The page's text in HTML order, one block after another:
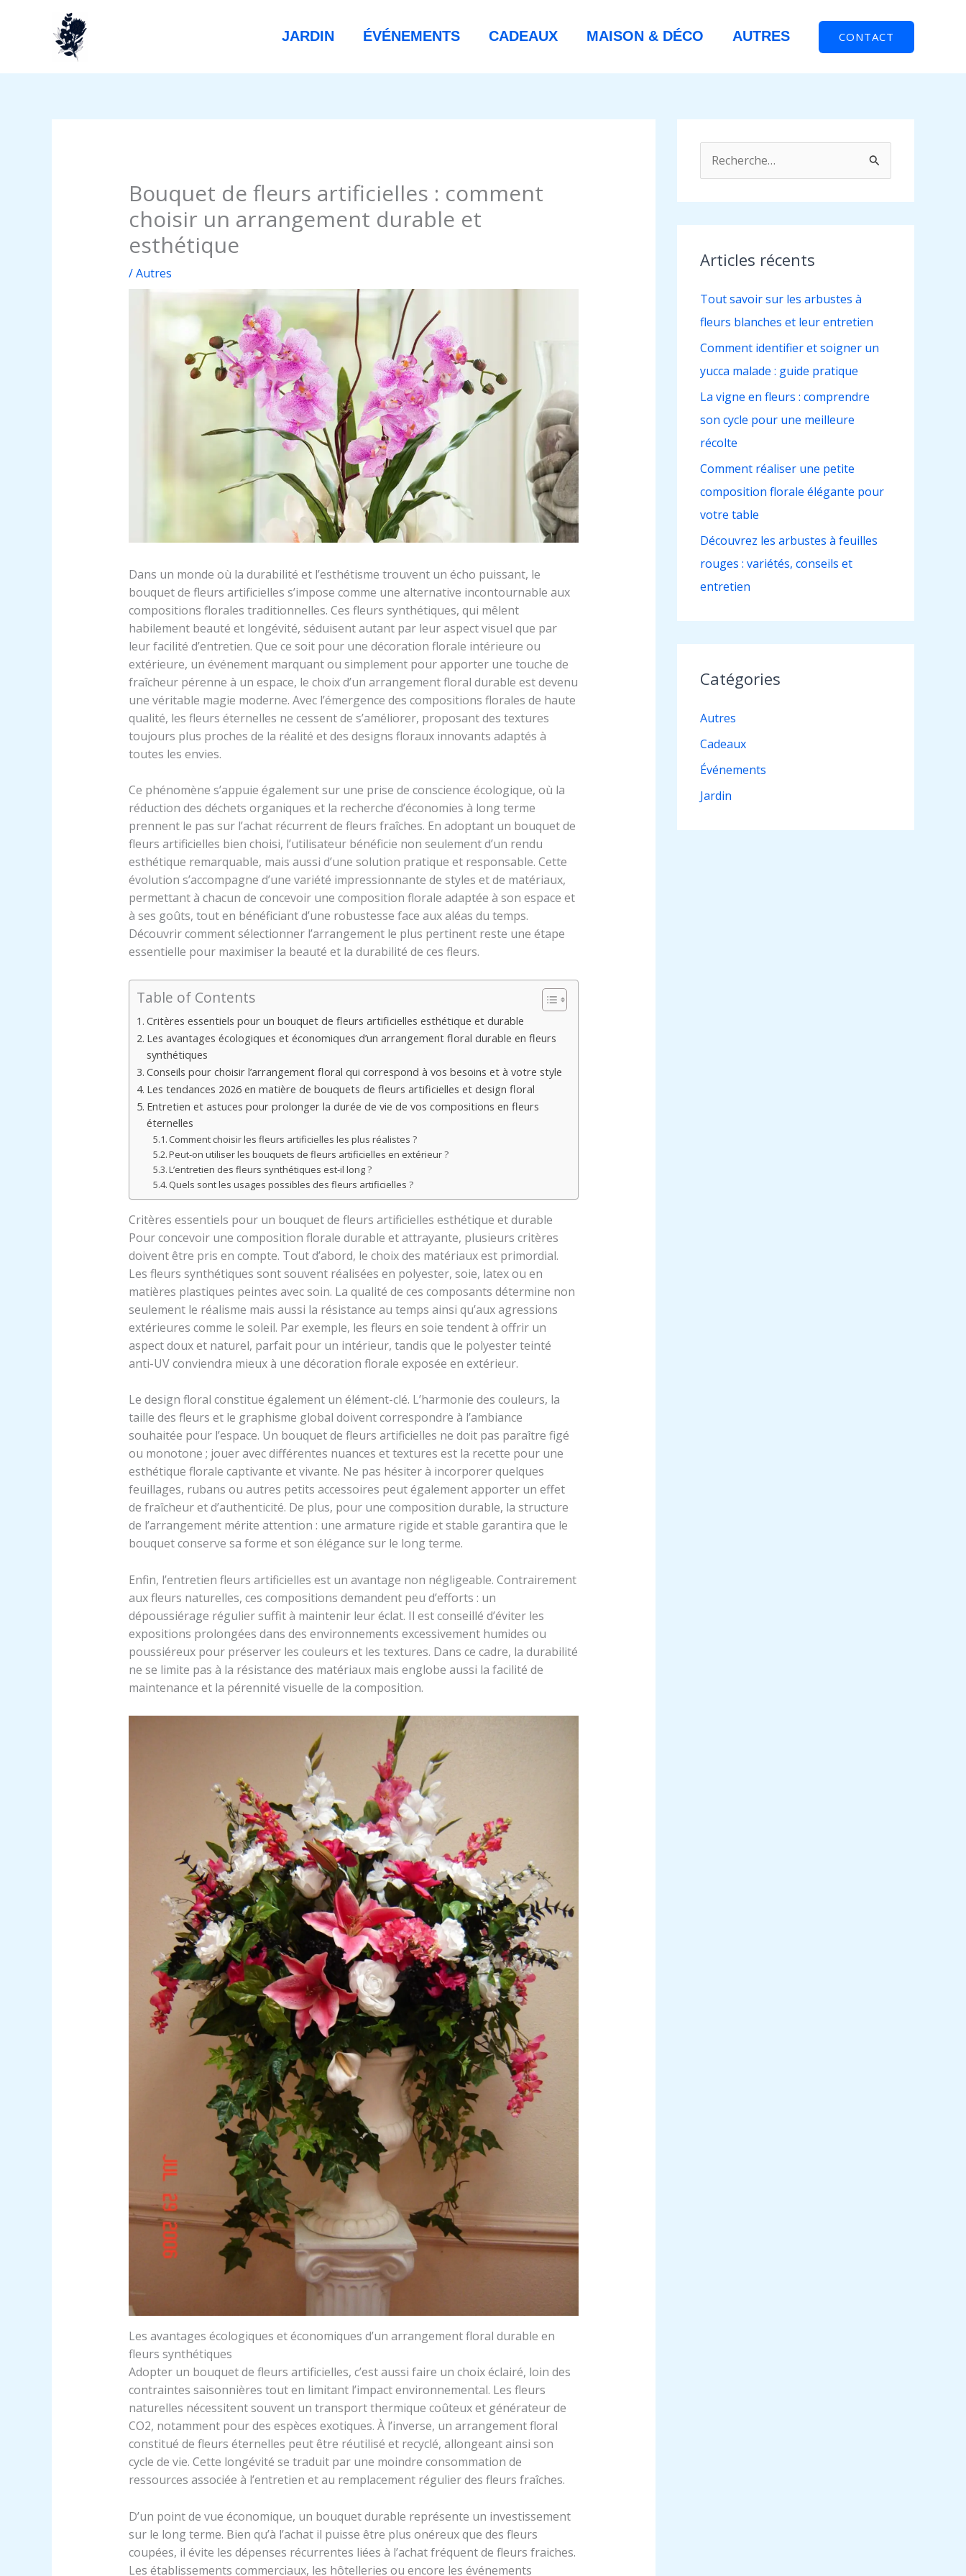
JARDIN ÉVÉNEMENTS CADEAUX MAISON & DÉCO AUTRES CONTACT
Bouquet de fleurs artificielles : comment
choisir un arrangement durable et
esthétique
/Autres
Dans un monde où la durabilité et l’esthétisme trouvent un écho puissant, le
bouquet de fleurs artificielles s’impose comme une alternative incontournable aux
compositions florales traditionnelles. Ces fleurs synthétiques, qui mêlent
habilement beauté et longévité, séduisent autant par leur aspect visuel que par
leur facilité d’entretien. Que ce soit pour une décoration florale intérieure ou
extérieure, un événement marquant ou simplement pour apporter une touche de
fraîcheur pérenne à un espace, le choix d’un arrangement floral durable est devenu
une véritable magie moderne. Avec l’émergence des compositions florales de haute
qualité, les fleurs éternelles ne cessent de s’améliorer, proposant des textures
toujours plus proches de la réalité et des designs floraux innovants adaptés à
toutes les envies.
Ce phénomène s’appuie également sur une prise de conscience écologique, où la
réduction des déchets organiques et la recherche d’économies à long terme
prennent le pas sur l’achat récurrent de fleurs fraîches. En adoptant un bouquet de
fleurs artificielles bien choisi, l’utilisateur bénéficie non seulement d’un rendu
esthétique remarquable, mais aussi d’une solution pratique et responsable. Cette
évolution s’accompagne d’une variété impressionnante de styles et de matériaux,
permettant à chacun de concevoir une composition florale adaptée à son espace et
à ses goûts, tout en bénéficiant d’une robustesse face aux aléas du temps.
Découvrir comment sélectionner l’arrangement le plus pertinent reste une étape
essentielle pour maximiser la beauté et la durabilité de ces fleurs.
Table of Contents
Critères essentiels pour un bouquet de fleurs artificielles esthétique et durable
Les avantages écologiques et économiques d’un arrangement floral durable en fleurs
synthétiques
Conseils pour choisir l’arrangement floral qui correspond à vos besoins et à votre style
Les tendances 2026 en matière de bouquets de fleurs artificielles et design floral
Entretien et astuces pour prolonger la durée de vie de vos compositions en fleurs
éternelles
Comment choisir les fleurs artificielles les plus réalistes ?
Peut-on utiliser les bouquets de fleurs artificielles en extérieur ?
L’entretien des fleurs synthétiques est-il long ?
Quels sont les usages possibles des fleurs artificielles ?
Critères essentiels pour un bouquet de fleurs artificielles esthétique et durable
Pour concevoir une composition florale durable et attrayante, plusieurs critères
doivent être pris en compte. Tout d’abord, le choix des matériaux est primordial.
Les fleurs synthétiques sont souvent réalisées en polyester, soie, latex ou en
matières plastiques peintes avec soin. La qualité de ces composants détermine non
seulement le réalisme mais aussi la résistance au temps ainsi qu’aux agressions
extérieures comme le soleil. Par exemple, les fleurs en soie tendent à offrir un
aspect doux et naturel, parfait pour un intérieur, tandis que le polyester teinté
anti-UV conviendra mieux à une décoration florale exposée en extérieur.
Le design floral constitue également un élément-clé. L’harmonie des couleurs, la
taille des fleurs et le graphisme global doivent correspondre à l’ambiance
souhaitée pour l’espace. Un bouquet de fleurs artificielles ne doit pas paraître figé
ou monotone ; jouer avec différentes nuances et textures est la recette pour une
esthétique florale captivante et vivante. Ne pas hésiter à incorporer quelques
feuillages, rubans ou autres petits accessoires peut également apporter un effet
de fraîcheur et d’authenticité. De plus, pour une composition durable, la structure
de l’arrangement mérite attention : une armature rigide et stable garantira que le
bouquet conserve sa forme et son élégance sur le long terme.
Enfin, l’entretien fleurs artificielles est un avantage non négligeable. Contrairement
aux fleurs naturelles, ces compositions demandent peu d’efforts : un
dépoussiérage régulier suffit à maintenir leur éclat. Il est conseillé d’éviter les
expositions prolongées dans des environnements excessivement humides ou
poussiéreux pour préserver les couleurs et les textures. Dans ce cadre, la durabilité
ne se limite pas à la résistance des matériaux mais englobe aussi la facilité de
maintenance et la pérennité visuelle de la composition.
Les avantages écologiques et économiques d’un arrangement floral durable en
fleurs synthétiques
Adopter un bouquet de fleurs artificielles, c’est aussi faire un choix éclairé, loin des
contraintes saisonnières tout en limitant l’impact environnemental. Les fleurs
naturelles nécessitent souvent un transport thermique coûteux et générateur de
CO2, notamment pour des espèces exotiques. À l’inverse, un arrangement floral
constitué de fleurs éternelles peut être réutilisé et recyclé, allongeant ainsi son
cycle de vie. Cette longévité se traduit par une moindre consommation de
ressources associée à l’entretien et au remplacement régulier des fleurs fraîches.
D’un point de vue économique, un bouquet durable représente un investissement
sur le long terme. Bien qu’à l’achat il puisse être plus onéreux que des fleurs
coupées, il évite les dépenses récurrentes liées à l’achat fréquent de fleurs fraiches.
Les établissements commerciaux, les hôtelleries ou encore les événements
e
c
h
e
r
:
Articles récents
Tout savoir sur les arbustes à
fleurs blanches et leur entretien
Comment identifier et soigner un
yucca malade : guide pratique
La vigne en fleurs : comprendre
son cycle pour une meilleure
récolte
Comment réaliser une petite
composition florale élégante pour
votre table
Découvrez les arbustes à feuilles
rouges : variétés, conseils et
entretien
Catégories
Autres
Cadeaux
Événements
Jardin